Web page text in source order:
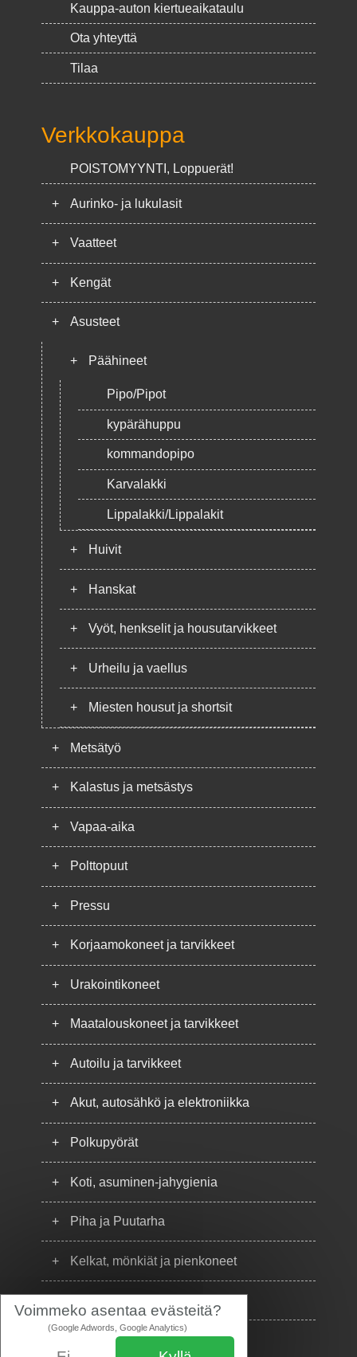
Voimmeko asentaa evästeitä?
(Google Adwords, Google Analytics)
Kauppa-auton kiertueaikataulu
Ota yhteyttä
Tilaa
Verkkokauppa
POISTOMYYNTI, Loppuerät!
+ Aurinko- ja lukulasit
+ Vaatteet
+ Kengät
+ Asusteet
+ Päähineet
Pipo/Pipot
kypärähuppu
kommandopipo
Karvalakki
Lippalakki/Lippalakit
+ Huivit
+ Hanskat
+ Vyöt, henkselit ja housutarvikkeet
+ Urheilu ja vaellus
+ Miesten housut ja shortsit
+ Metsätyö
+ Kalastus ja metsästys
+ Vapaa-aika
+ Polttopuut
+ Pressu
+ Korjaamokoneet ja tarvikkeet
+ Urakointikoneet
+ Maatalouskoneet ja tarvikkeet
+ Autoilu ja tarvikkeet
+ Akut, autosähkö ja elektroniikka
+ Polkupyörät
+ Koti, asuminen-jahygienia
+ Piha ja Puutarha
+ Kelkat, mönkiät ja pienkoneet